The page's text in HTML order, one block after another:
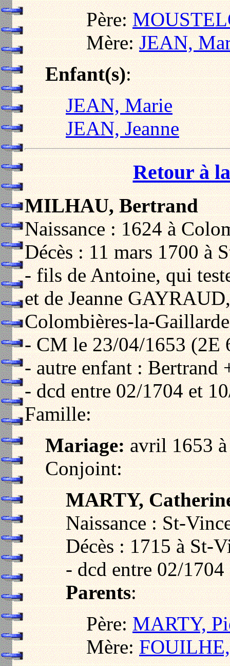
Père:
Mère:JEAN,
Enfant(s):
JEAN, Marie
JEAN, Jeanne
Retour à
MILHAU, Bertrand
Naissance : 1624 à
Décès : 11 mars 1700 à
- fils de Antoine, qui
et de Jeanne
Colombières-la-
- CM le 23/04/1653 (2E
- autre enfant : Bertrand
- dcd entre 02/1704 et
Famille:
Mariage:avril 1653
Conjoint:
MARTY,
Naissance : St-
Décès : 1715 à St-
- dcd entre 02/
Parents:
Père:MARTY,
Mère: